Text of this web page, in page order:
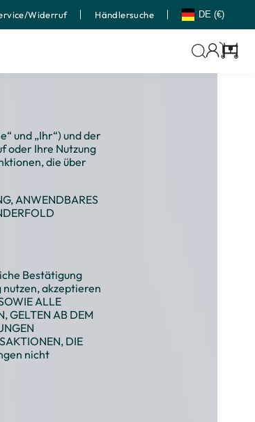
Widerruf Händlersuche DE (€)
und „Ihr“) und der
oder Ihre Nutzung
die über
ANWENDBARES
Bestätigung
akzeptieren
ALLE
GELTEN AB DEM
DIE
nicht